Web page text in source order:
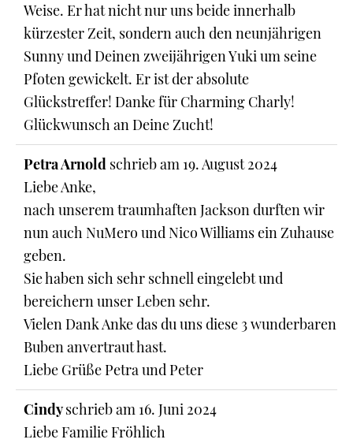
Weise. Er hat nicht nur uns beide innerhalb
kürzester Zeit, sondern auch den neunjährigen
Sunny und Deinen zweijährigen Yuki um seine
Pfoten gewickelt. Er ist der absolute
Glückstreffer! Danke für Charming Charly!
Glückwunsch an Deine Zucht!
Petra Arnold schrieb am 19. August 2024
Liebe Anke,
nach unserem traumhaften Jackson durften wir
nun auch NuMero und Nico Williams ein Zuhause
geben.
Sie haben sich sehr schnell eingelebt und
bereichern unser Leben sehr.
Vielen Dank Anke das du uns diese 3 wunderbaren
Buben anvertraut hast.
Liebe Grüße Petra und Peter
Cindyschrieb am 16. Juni 2024
Liebe Familie Fröhlich